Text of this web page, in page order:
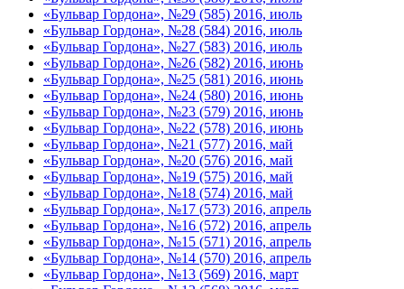
«Бульвар Гордона», №29 (585) 2016, июль
«Бульвар Гордона», №28 (584) 2016, июль
«Бульвар Гордона», №27 (583) 2016, июль
«Бульвар Гордона», №26 (582) 2016, июнь
«Бульвар Гордона», №25 (581) 2016, июнь
«Бульвар Гордона», №24 (580) 2016, июнь
«Бульвар Гордона», №23 (579) 2016, июнь
«Бульвар Гордона», №22 (578) 2016, июнь
«Бульвар Гордона», №21 (577) 2016, май
«Бульвар Гордона», №20 (576) 2016, май
«Бульвар Гордона», №19 (575) 2016, май
«Бульвар Гордона», №18 (574) 2016, май
«Бульвар Гордона», №17 (573) 2016, апрель
«Бульвар Гордона», №16 (572) 2016, апрель
«Бульвар Гордона», №15 (571) 2016, апрель
«Бульвар Гордона», №14 (570) 2016, апрель
«Бульвар Гордона», №13 (569) 2016, март